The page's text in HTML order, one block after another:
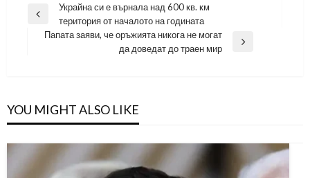
Навигация
Previous
Post
Украйна си е върнала над 600 кв. км
територия от началото на годината
Папата заяви, че оръжията никога не могат
да доведат до траен мир
YOU MIGHT ALSO LIKE